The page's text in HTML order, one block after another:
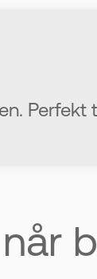
Perfekt
på
områder.